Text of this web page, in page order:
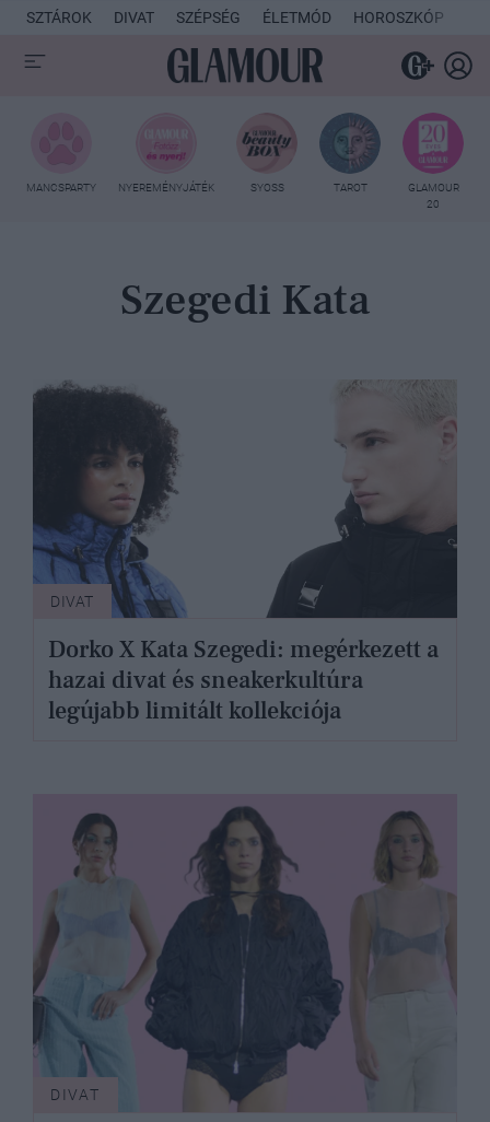
SZTÁROK DIVAT SZÉPSÉG ÉLETMÓD HOROSZKÓP
MANCSPARTY NYEREMÉNYJÁTÉK SYOSS TAROT
GLAMOUR
20
Szegedi Kata
DIVAT
Dorko X Kata Szegedi: megérkezett a
hazai divat és sneakerkultúra
legújabb limitált kollekciója
DIVAT